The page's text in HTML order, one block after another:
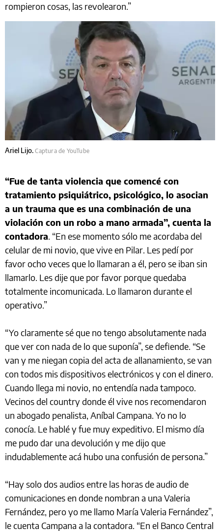
rompieron cosas, las revolearon.”
Ariel Lijo.Captura de YouTube
“Fue de tanta violencia que comencé con
tratamiento psiquiátrico, psicológico, lo asocian
a un trauma que es una combinación de una
violación con un robo a mano armada”, cuenta la
contadora . “En ese momento sólo me acordaba del
celular de mi novio, que vive en Pilar. Les pedí por
favor ocho veces que lo llamaran a él, pero se iban sin
llamarlo. Les dije que por favor porque quedaba
totalmente incomunicada. Lo llamaron durante el
operativo.”
“Yo claramente sé que no tengo absolutamente nada
que ver con nada de lo que suponía”, se defiende. “Se
van y me niegan copia del acta de allanamiento, se van
con todos mis dispositivos electrónicos y con el dinero.
Cuando llega mi novio, no entendía nada tampoco.
Vecinos del country donde él vive nos recomendaron
un abogado penalista, Aníbal Campana. Yo no lo
conocía. Le hablé y fue muy expeditivo. El mismo día
me pudo dar una devolución y me dijo que
indudablemente acá hubo una confusión de persona.”
“Hay solo dos audios entre las horas de audio de
comunicaciones en donde nombran a una Valeria
Fernández, pero yo me llamo María Valeria Fernández”,
le cuenta Campana a la contadora. “En el Banco Central